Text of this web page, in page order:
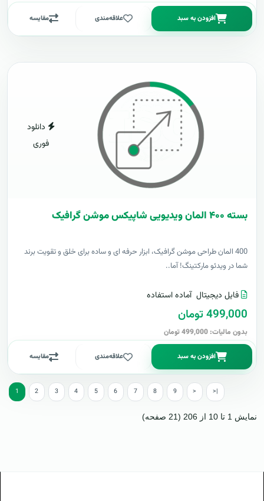
افزودن به سبد علاقه‌مندی مقایسه
دانلود
فوری
بسته ۴۰۰ المان ویدیویی شاپیکس موشن گرافیک
400 المان طراحی موشن گرافیک، ابزار حرفه ای و ساده برای خلق و تقویت برند
شما در ویدئو مارکتینگ! آما..
فایل دیجیتال آماده استفاده
499,000 تومان
بدون مالیات: 499,000 تومان
افزودن به سبد علاقه‌مندی مقایسه
1 2 3 4 5 6 7 8 9 > >|
نمایش 1 تا 10 از 206 (21 صفحه)